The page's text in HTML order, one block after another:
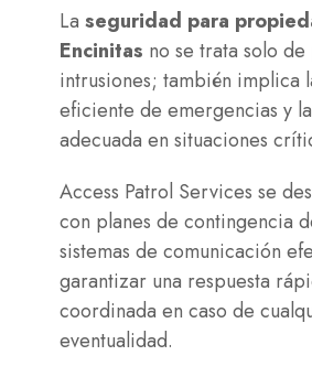
La seguridad para
Encinitas no se trata solo
intrusiones; también implica
eficiente de emergencias y
adecuada en situaciones
Access Patrol Services se
con planes de contingencia
sistemas de comunicación
garantizar una respuesta
coordinada en caso de
eventualidad.